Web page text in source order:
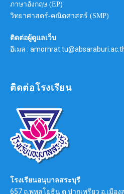
ภาษาอังกฤษ (EP)
วิทยาศาสตร์-คณิตศาสตร์ (SMP)
ติดต่อผู้ดูแลเว็บ
อีเมล :
ติดต่อโรงเรียน
โรงเรียนอนุบาลสระบุรี
657 ถ.พหลโยธิน ต.ปากเพรียว อ.เมือ